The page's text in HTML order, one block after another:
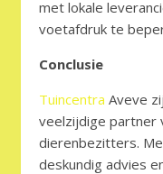
met lokale
voetafdruk te
Conclusie
Tuincentra Aveve
veelzijdige partner
dierenbezitters.
deskundig advies